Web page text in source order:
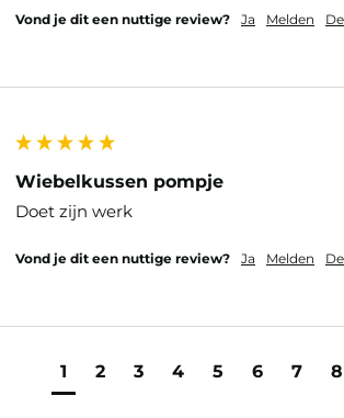
Vond je dit een nuttige review? Ja Melden
Wiebelkussen pompje
Doet zijn werk
Vond je dit een nuttige review? Ja Melden
1 2 3 4 5 6 7 8